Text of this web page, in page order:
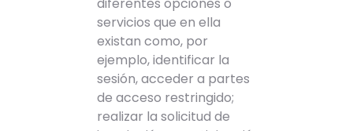
servicios que en ella
existan como, por
ejemplo, identificar la
sesión, acceder a partes
de acceso restringido;
realizar la solicitud de